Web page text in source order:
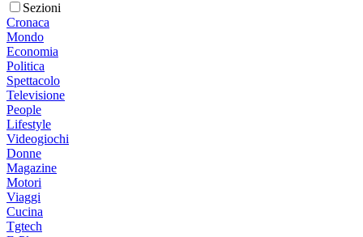
Sezioni
Cronaca
Mondo
Economia
Politica
Spettacolo
Televisione
People
Lifestyle
Videogiochi
Donne
Magazine
Motori
Viaggi
Cucina
Tgtech